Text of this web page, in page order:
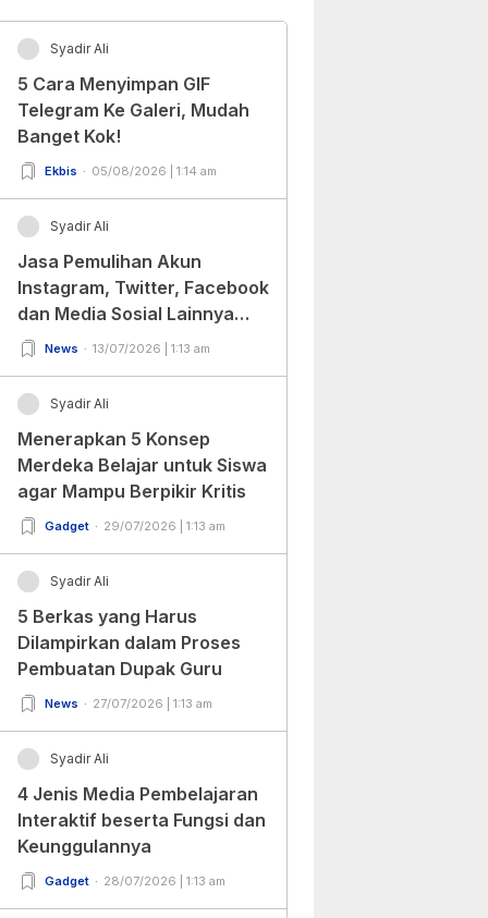
Syadir Ali
5 Cara Menyimpan GIF
Telegram Ke Galeri, Mudah
Banget Kok!
Ekbis 05/08/2026 | 1:14 am
Syadir Ali
Jasa Pemulihan Akun
Instagram, Twitter, Facebook
dan Media Sosial Lainnya
(Update Terbaru 2022)
News 13/07/2026 | 1:13 am
Syadir Ali
Menerapkan 5 Konsep
Merdeka Belajar untuk Siswa
agar Mampu Berpikir Kritis
Gadget 29/07/2026 | 1:13 am
Syadir Ali
5 Berkas yang Harus
Dilampirkan dalam Proses
Pembuatan Dupak Guru
News 27/07/2026 | 1:13 am
Syadir Ali
4 Jenis Media Pembelajaran
Interaktif beserta Fungsi dan
Keunggulannya
Gadget 28/07/2026 | 1:13 am